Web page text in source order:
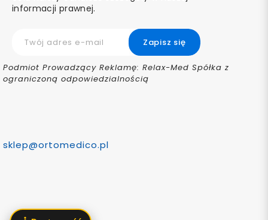
informacji prawnej.
Podmiot Prowadzący Reklamę: Relax-Med Spółka z
ograniczoną odpowiedzialnością
sklep@ortomedico.pl